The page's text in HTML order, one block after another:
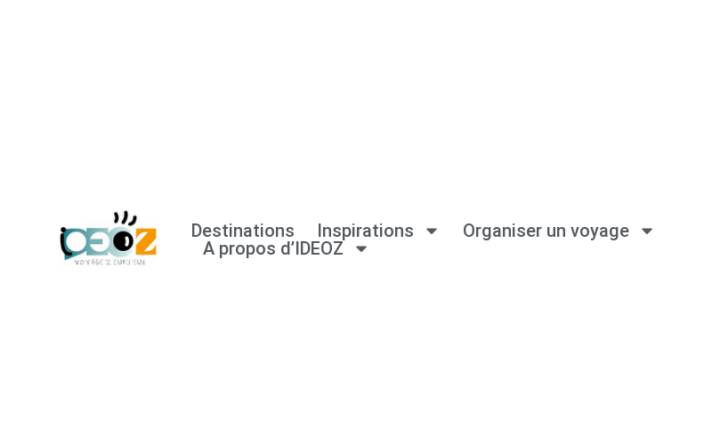
Destinations Inspirations
Organiser un voyage
A propos d’IDEOZ